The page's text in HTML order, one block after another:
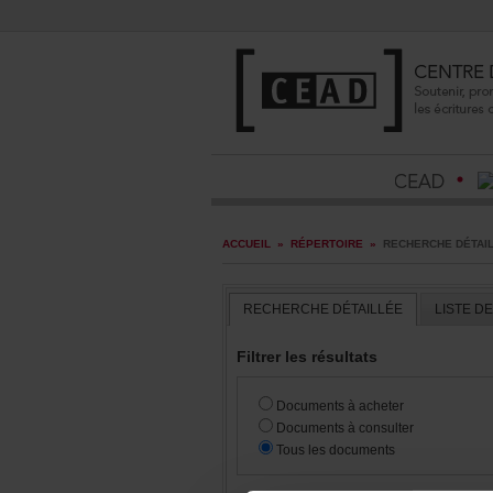
ACCUEIL » RÉPERTOIRE »
RECHERCHEDÉTAILLÉE
Filtrerlesrésultats
Documentsàacheter
Documentsàconsulter
Touslesdocuments